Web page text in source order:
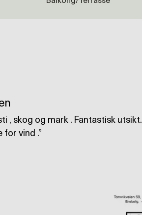
, skog og mark . Fantastisk utsikt.
for vind .